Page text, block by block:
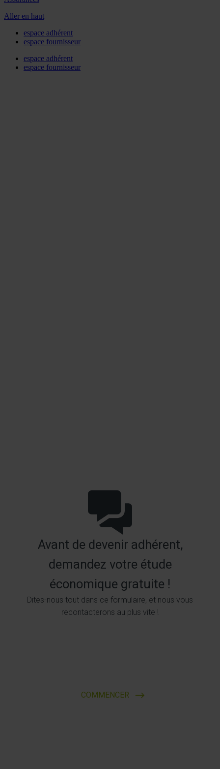
Aller en haut
espace adhérent
espace fournisseur
espace adhérent
espace fournisseur